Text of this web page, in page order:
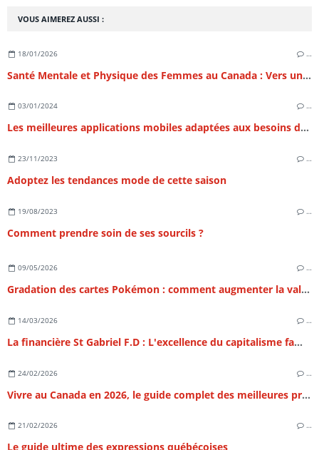
VOUS AIMEREZ AUSSI :
18/01/2026 …
Santé Mentale et Physique des Femmes au Canada : Vers un Équilibre Holistique au 21e Siècle
03/01/2024 …
Les meilleures applications mobiles adaptées aux besoins des femmes
23/11/2023 …
Adoptez les tendances mode de cette saison
19/08/2023 …
Comment prendre soin de ses sourcils ?
09/05/2026 …
Gradation des cartes Pokémon : comment augmenter la valeur de sa collection ?
14/03/2026 …
La financière St Gabriel F.D : L'excellence du capitalisme familial et l'art de la structuration patrimoniale
24/02/2026 …
Vivre au Canada en 2026, le guide complet des meilleures provinces
21/02/2026 …
Le guide ultime des expressions québécoises